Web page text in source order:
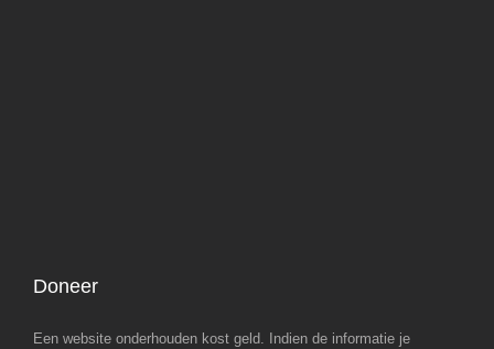
Doneer
Een website onderhouden kost geld. Indien de informatie je